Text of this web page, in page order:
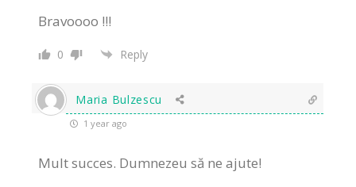
Bravoooo !!!
0 Reply
Maria Bulzescu
1 year ago
Mult succes. Dumnezeu să ne ajute!